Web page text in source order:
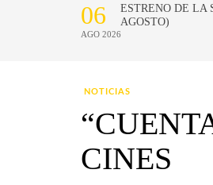
NOTICIAS
CINES